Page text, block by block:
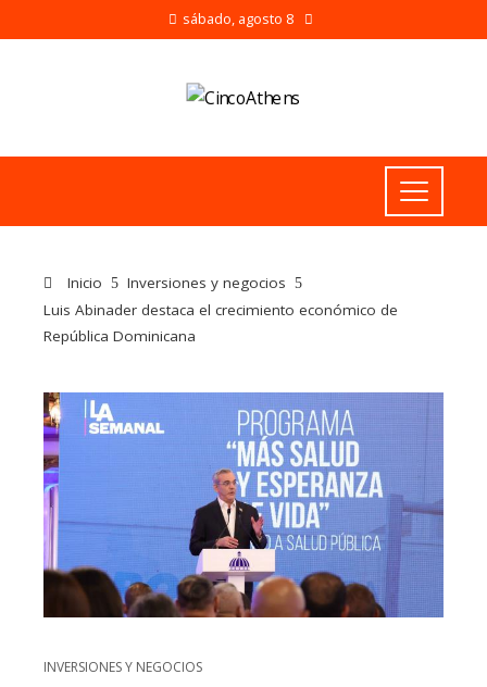
sábado, agosto 8
Inicio
Inversiones y negocios
Luis Abinader destaca el crecimiento económico de
República Dominicana
INVERSIONES Y NEGOCIOS